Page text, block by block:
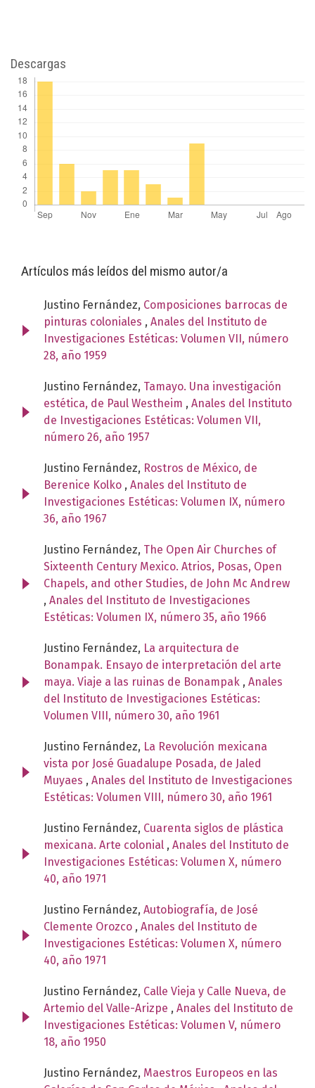
Descargas
Artículos más leídos del mismo autor/a
Justino Fernández, Composiciones barrocas de
pinturas coloniales , Anales del Instituto de
Investigaciones Estéticas: Volumen VII, número
28, año 1959
Justino Fernández, Tamayo. Una investigación
estética, de Paul Westheim , Anales del Instituto
de Investigaciones Estéticas: Volumen VII,
número 26, año 1957
Justino Fernández, Rostros de México, de
Berenice Kolko , Anales del Instituto de
Investigaciones Estéticas: Volumen IX, número
36, año 1967
Justino Fernández, The Open Air Churches of
Sixteenth Century Mexico. Atrios, Posas, Open
Chapels, and other Studies, de John Mc Andrew
, Anales del Instituto de Investigaciones
Estéticas: Volumen IX, número 35, año 1966
Justino Fernández, La arquitectura de
Bonampak. Ensayo de interpretación del arte
maya. Viaje a las ruinas de Bonampak , Anales
del Instituto de Investigaciones Estéticas:
Volumen VIII, número 30, año 1961
Justino Fernández, La Revolución mexicana
vista por José Guadalupe Posada, de Jaled
Muyaes , Anales del Instituto de Investigaciones
Estéticas: Volumen VIII, número 30, año 1961
Justino Fernández, Cuarenta siglos de plástica
mexicana. Arte colonial , Anales del Instituto de
Investigaciones Estéticas: Volumen X, número
40, año 1971
Justino Fernández, Autobiografía, de José
Clemente Orozco , Anales del Instituto de
Investigaciones Estéticas: Volumen X, número
40, año 1971
Justino Fernández, Calle Vieja y Calle Nueva, de
Artemio del Valle-Arizpe , Anales del Instituto de
Investigaciones Estéticas: Volumen V, número
18, año 1950
Justino Fernández, Maestros Europeos en las